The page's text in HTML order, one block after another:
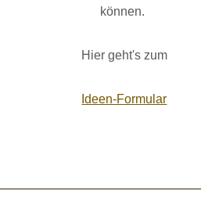
können.
Hier geht's zum
Ideen-Formular